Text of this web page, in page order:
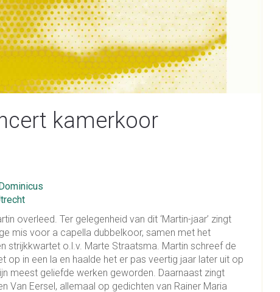
kamerkoor
overleed. Ter gelegenheid van dit ‘Martin-jaar’ zingt
mis voor a capella dubbelkoor, samen met het
strijkkwartet o.l.v. Marte Straatsma. Martin schreef de
op in een la en haalde het er pas veertig jaar later uit op
meest geliefde werken geworden. Daarnaast zingt
Van Eersel, allemaal op gedichten van Rainer Maria